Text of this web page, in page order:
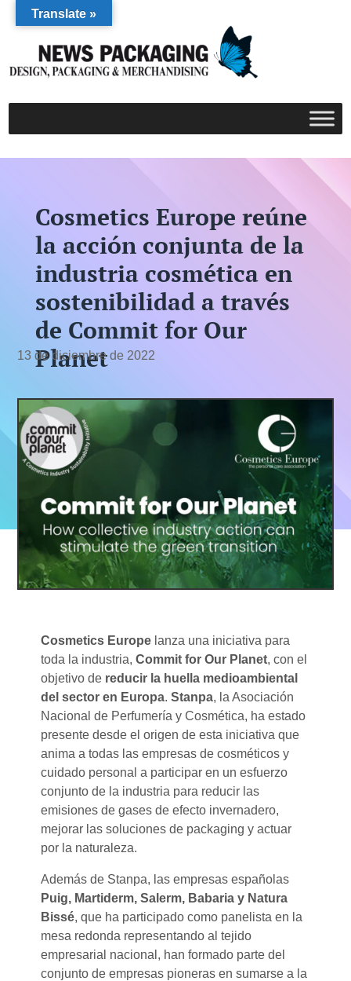
Cosmetics Europe reúne
la acción conjunta de la
industria cosmética en
sostenibilidad a través
de Commit for Our
Planet
13 de diciembre de 2022
Cosmetics Europe lanza una iniciativa para
toda la industria,Commit for Our Planet, con el
objetivo de reducir la huella medioambiental
del sector en Europa.Stanpa, la Asociación
Nacional de Perfumería y Cosmética, ha estado
presente desde el origen de esta iniciativa que
anima a todas las empresas de cosméticos y
cuidado personal a participar en un esfuerzo
conjunto de la industria para reducir las
emisiones de gases de efecto invernadero,
mejorar las soluciones de packaging y actuar
por la naturaleza.
Además de Stanpa, las empresas españolas
Puig, Martiderm, Salerm, Babaria y Natura
Bissé, que ha participado como panelista en la
mesa redonda representando al tejido
empresarial nacional, han formado parte del
conjunto de empresas pioneras en sumarse a la
Translate »